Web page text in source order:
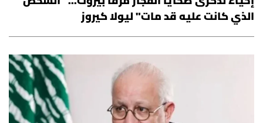
شروط الإشتراك
Digital solutions by
الذي كانت عليه قد مات" ليولا كيروز